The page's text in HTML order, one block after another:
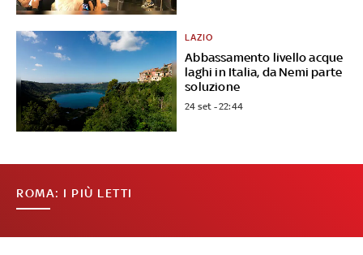
Abbassamento livello acque
laghi in Italia, da Nemi parte
soluzione
LAZIO
24 set - 22:44
ROMA: I PIÙ LETTI